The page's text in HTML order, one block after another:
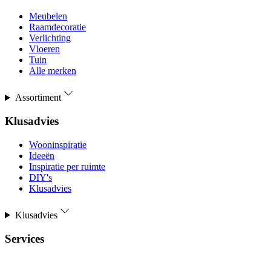
Meubelen
Raamdecoratie
Verlichting
Vloeren
Tuin
Alle merken
Assortiment
Klusadvies
Wooninspiratie
Ideeën
Inspiratie per ruimte
DIY's
Klusadvies
Klusadvies
Services